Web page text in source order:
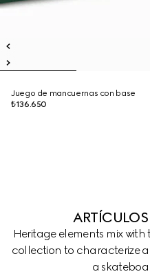
Juego de mancuernas con base
₺136.650
Heritage elements mix
collection to characterize
a